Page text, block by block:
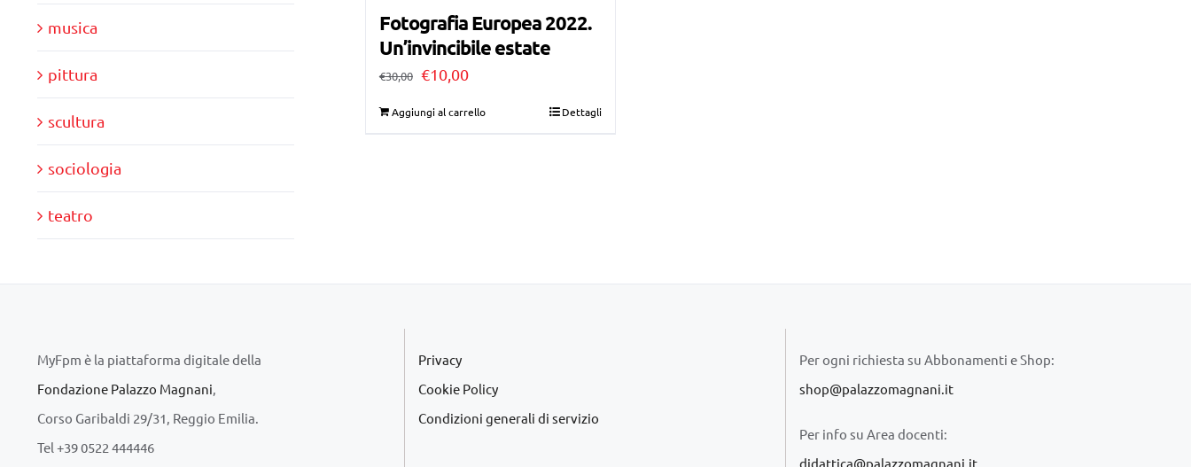
Fotografia Europea 2022.
Un’invincibile estate
€30,00 Il
€10,00Il
Aggiungi al carrello Dettagli
musica
pittura
scultura
sociologia
teatro
MyFpm è la piattaforma digitale della
Fondazione Palazzo Magnani
Corso Garibaldi 29/31, Reggio Emilia.
Tel +39 0522 444446
Privacy
Cookie Policy
Condizioni generali di servizio
Per ogni richiesta su Abbonamenti e Shop:
shop@palazzomagnani.it
Per info su Area docenti:
didattica@palazzomagnani.it